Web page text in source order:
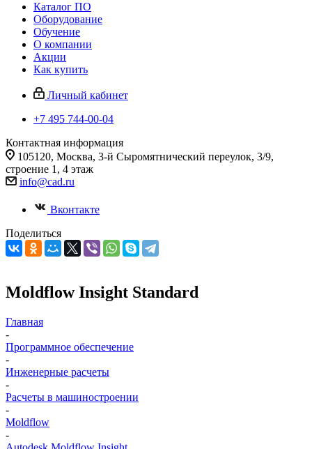
Каталог ПО
Оборудование
Обучение
О компании
Акции
Как купить
Личный кабинет
+7 495 744-00-04
Контактная информация
105120, Москва, 3-й Сыромятнический переулок, 3/9,
строение 1, 4 этаж
info@cad.ru
Вконтакте
Поделиться
Moldflow Insight Standard
Главная
-
Программное обеспечение
-
Инженерные расчеты
-
Расчеты в машиностроении
-
Moldflow
-